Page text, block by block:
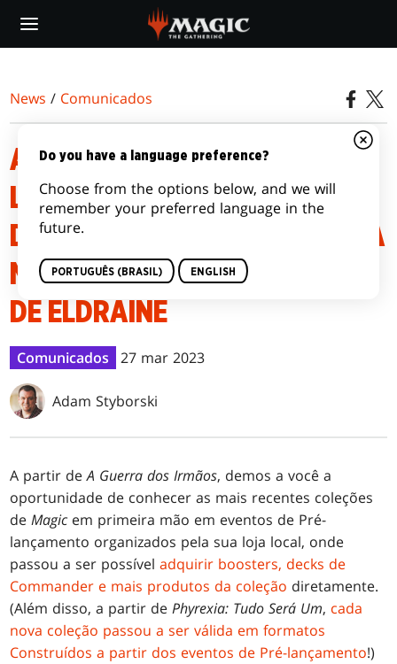
main
News / Comunicados
ATUALIZAÇÕES SOBRE O PRÉ-
LANÇAMENTO DE O SENHOR
DOS ANÉIS: CONTOS DA TERRA
MÉDIA™ E TERRAS SELVAGENS
DE ELDRAINE
Comunicados 27 mar 2023
Adam Styborski
A partir deA Guerra dos Irmãos, demos a você a
oportunidade de conhecer as mais recentes coleções
deMagic em primeira mão em eventos de Pré-
lançamento organizados pela sua loja local, onde
passou a ser possíveladquirir boosters, decks de
Commander e mais produtos da coleção diretamente.
(Além disso, a partir dePhyrexia: Tudo Será Um, cada
nova coleção passou a ser válida em formatos
Construídos a partir dos eventos de Pré-lançamento!)
Do you have a language preference?
Choose from the options below, and we will
remember your preferred language in the
future.
PORTUGUÊS (BRASIL) ENGLISH